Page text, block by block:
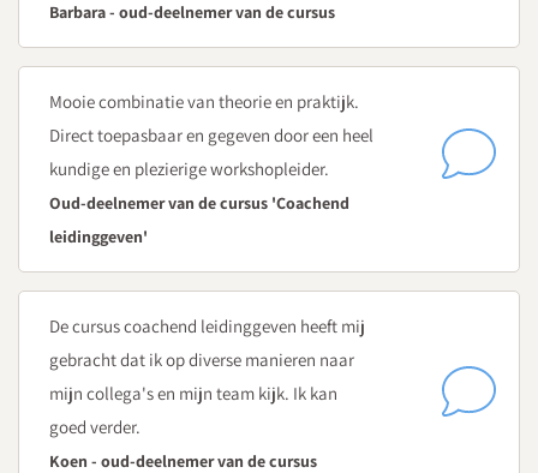
Barbara - oud-deelnemer van de cursus
Mooie combinatie van theorie en praktijk.
Direct toepasbaar en gegeven door een heel
kundige en plezierige workshopleider.
Oud-deelnemer van de cursus 'Coachend
leidinggeven'
De cursus coachend leidinggeven heeft mij
gebracht dat ik op diverse manieren naar
mijn collega's en mijn team kijk. Ik kan
goed verder.
Koen - oud-deelnemer van de cursus